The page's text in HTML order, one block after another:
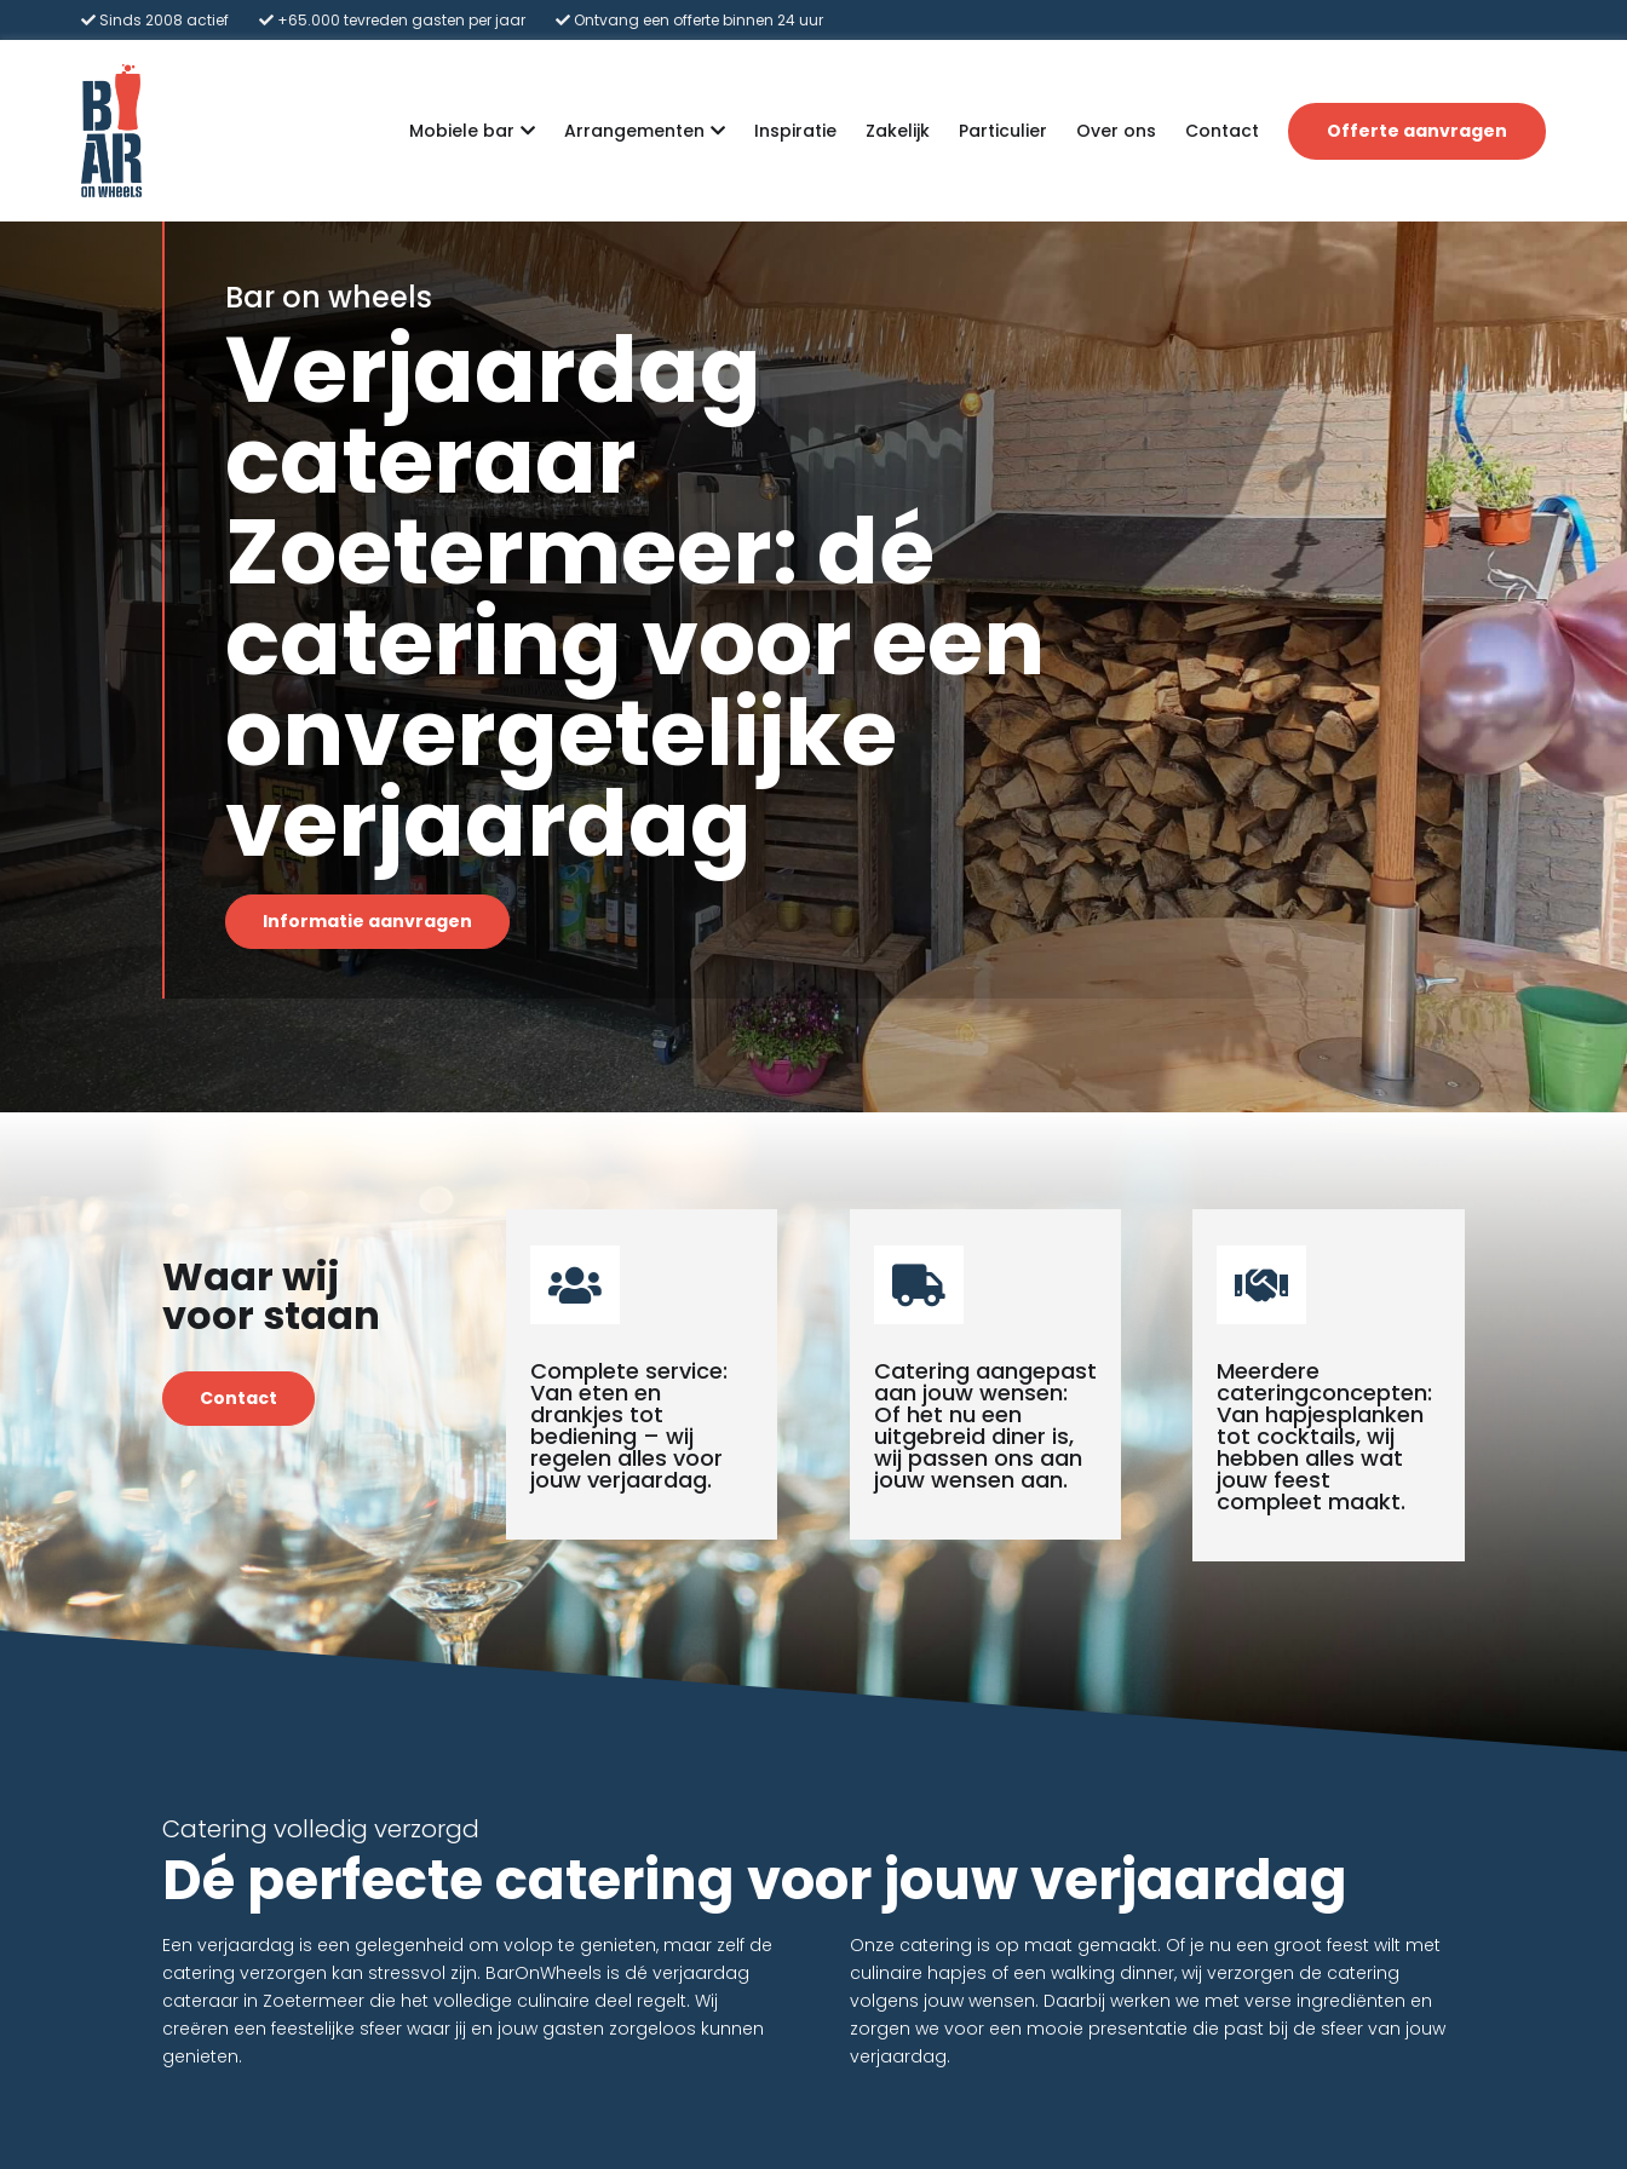
Sinds 2008 actief +65.000 tevreden gasten per jaar Ontvang een offerte binnen 24 uur
Mobiele bar Arrangementen Inspiratie Zakelijk Particulier Over ons Contact Offerte aanvragen
Bar on wheels
Verjaardag
cateraar
Zoetermeer: dé
catering voor een
onvergetelijke
verjaardag
Informatie aanvragen
Waar wij
voor staan
Contact

Complete service:
Van eten en
drankjes tot
bediening – wij
regelen alles voor
jouw verjaardag.

Catering aangepast
aan jouw wensen:
Of het nu een
uitgebreid diner is,
wij passen ons aan
jouw wensen aan.

Meerdere
cateringconcepten:
Van hapjesplanken
tot cocktails, wij
hebben alles wat
jouw feest
compleet maakt.
Catering volledig verzorgd
Dé perfecte catering voor jouw verjaardag
Een verjaardag is een gelegenheid om volop te genieten, maar zelf de
catering verzorgen kan stressvol zijn. BarOnWheels is dé verjaardag
cateraar in Zoetermeer die het volledige culinaire deel regelt. Wij
creëren een feestelijke sfeer waar jij en jouw gasten zorgeloos kunnen
genieten.
Onze catering is op maat gemaakt. Of je nu een groot feest wilt met
culinaire hapjes of een walking dinner, wij verzorgen de catering
volgens jouw wensen. Daarbij werken we met verse ingrediënten en
zorgen we voor een mooie presentatie die past bij de sfeer van jouw
verjaardag.